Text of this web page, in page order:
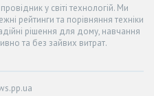
у світі технологій. Ми
рейтинги та порівняння техніки
рішення для дому, навчання
та без зайвих витрат.